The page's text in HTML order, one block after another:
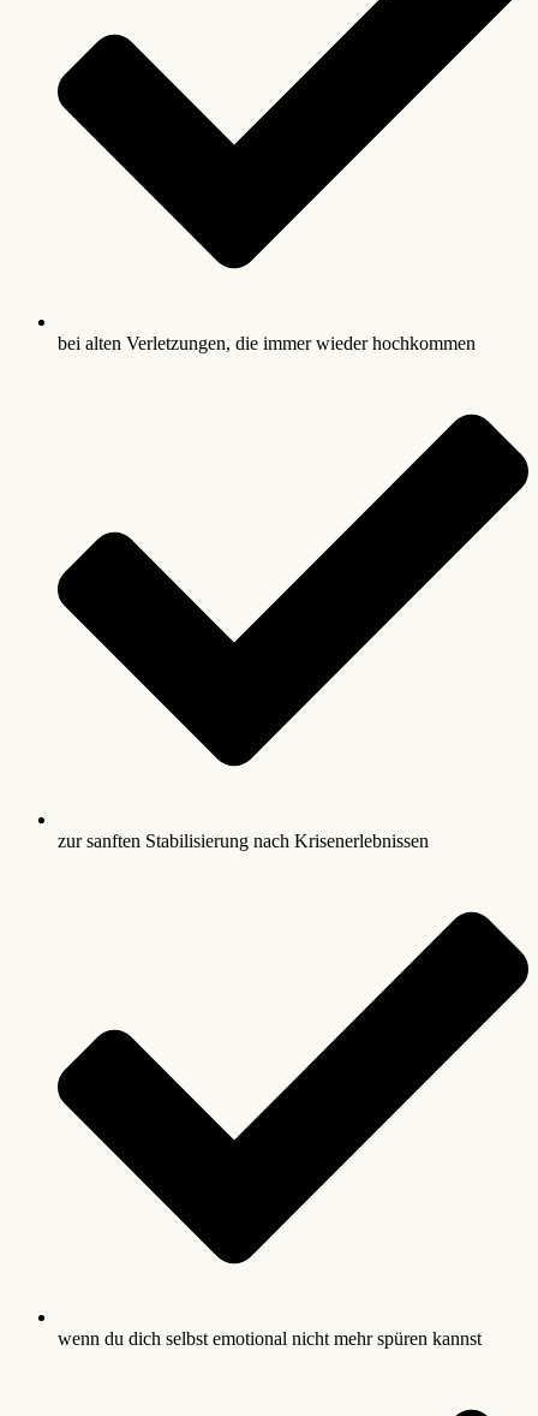
bei alten Verletzungen, die immer wieder hochkommen
zur sanften Stabilisierung nach Krisenerlebnissen
wenn du dich selbst emotional nicht mehr spüren kannst